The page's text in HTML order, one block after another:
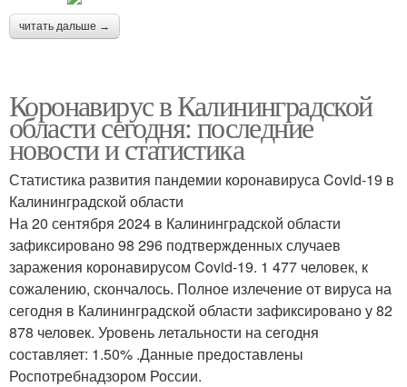
читать дальше →
Коронавирус в Калининградской
области сегодня: последние
новости и статистика
Статистика развития пандемии коронавируса Covid-19 в
Калининградской области
На 20 сентября 2024 в Калининградской области
зафиксировано 98 296 подтвержденных случаев
заражения коронавирусом Covid-19. 1 477 человек, к
сожалению, скончалось. Полное излечение от вируса на
сегодня в Калининградской области зафиксировано у 82
878 человек. Уровень летальности на сегодня
составляет: 1.50% .Данные предоставлены
Роспотребнадзором России.